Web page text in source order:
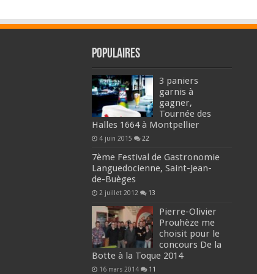
Populaires
3 paniers
garnis à
gagner,
Tournée des
Halles 1664 à Montpellier
4 juin 2015 22
7ème Festival de Gastronomie
Languedocienne, Saint-Jean-
de-Buèges
2 juillet 2012 13
Pierre-Olivier
Prouhèze me
choisit pour le
concours De la
Botte à la Toque 2014
16 mars 2014 11